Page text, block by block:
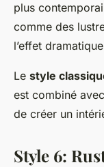
plus
comme des
l’effet
Le style
est combiné
de créer un
Style 6: